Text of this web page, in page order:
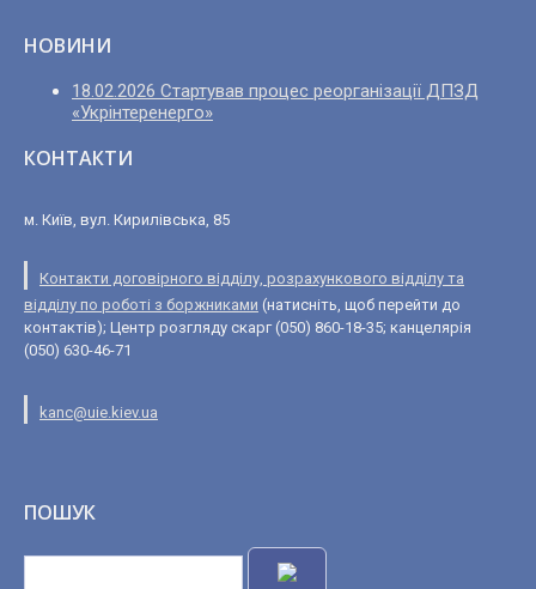
НОВИНИ
18.02.2026 Стартував процес реорганізації ДПЗД
«Укрінтеренерго»
КОНТАКТИ
м. Київ, вул. Кирилівська, 85
Контакти договірного відділу, розрахункового відділу та
відділу по роботі з боржниками (натисніть, щоб перейти до
контактів); Центр розгляду скарг (050) 860-18-35; канцелярія
(050) 630-46-71
kanc@uie.kiev.ua
ПОШУК